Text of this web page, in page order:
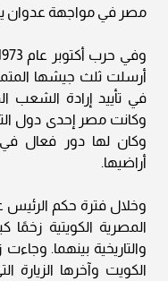
مصر في مواجهة عدوان يونيو
أرسلت ثلث جيشها
وكانت مصر إحدى دول
وكان لها دور فعال في
أراضيها.
وخلال فترة حكم
المصرية الكويتية زخمًا
والتاريخية بينهما.
الكويت وآخرها الزيارة